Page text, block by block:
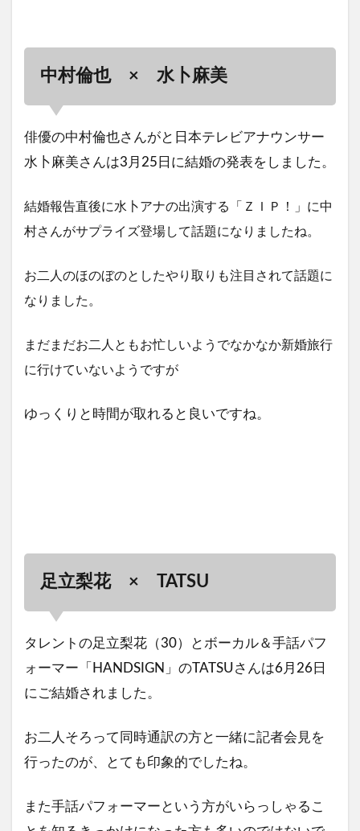
中村倫也 × 水卜麻美
俳優の中村倫也さんがと日本テレビアナウンサー
水卜麻美さんは3月25日に結婚の発表をしました。
結婚報告直後に水卜アナの出演する「ＺＩＰ！」に中
村さんがサプライズ登場して話題になりましたね。
お二人のほのぼのとしたやり取りも注目されて話題に
なりました。
まだまだお二人ともお忙しいようでなかなか新婚旅行
に行けていないようですが
ゆっくりと時間が取れると良いですね。
足立梨花 × TATSU
タレントの足立梨花（30）とボーカル＆手話パフ
ォーマー「HANDSIGN」のTATSUさんは6月26日
にご結婚されました。
お二人そろって同時通訳の方と一緒に記者会見を
行ったのが、とても印象的でしたね。
また手話パフォーマーという方がいらっしゃるこ